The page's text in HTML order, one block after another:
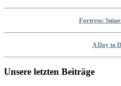
Fortress:
A Day to
Unsere letzten Beiträge